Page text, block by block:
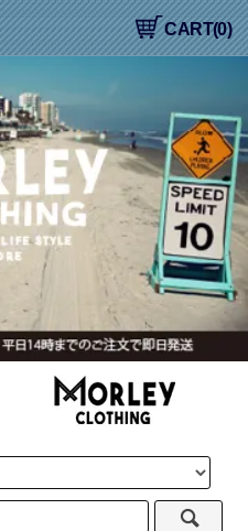
,販売, COLIMBO,コリン
ループ＆ウェフト CART(0)